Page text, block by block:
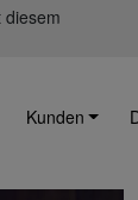
Kunden